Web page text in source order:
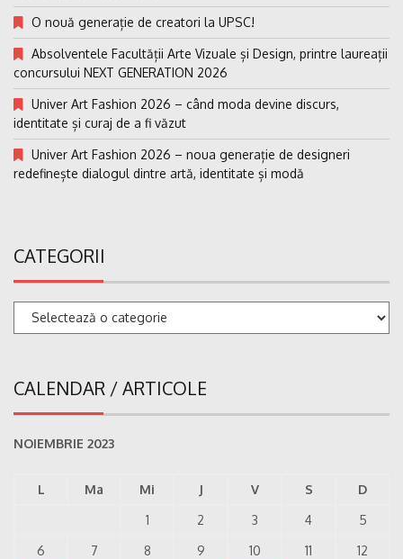
O nouă generație de creatori la UPSC!
Absolventele Facultății Arte Vizuale și Design, printre laureații
concursului NEXT GENERATION 2026
Univer Art Fashion 2026 – când moda devine discurs,
identitate și curaj de a fi văzut
Univer Art Fashion 2026 – noua generație de designeri
redefinește dialogul dintre artă, identitate și modă
CATEGORII
Categorii
CALENDAR / ARTICOLE
NOIEMBRIE 2023
L Ma Mi J V S
D
1
2 3 4
5
6
7 8 9 10 11
12